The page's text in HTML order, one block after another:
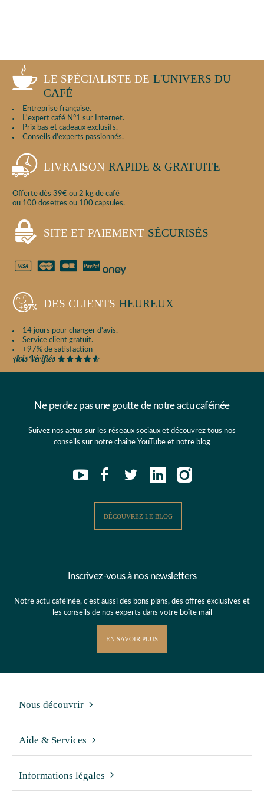
LE SPÉCIALISTE DE L'UNIVERS DU
CAFÉ
Entreprise française.
L'expert café N°1 sur Internet.
Prix bas et cadeaux exclusifs.
Conseils d'experts passionnés.
LIVRAISON RAPIDE & GRATUITE
Offerte dès 39€ ou 2 kg de café
ou 100 dosettes ou 100 capsules.
SITE ET PAIEMENT SÉCURISÉS
DES CLIENTS HEUREUX
14 jours pour changer d'avis.
Service client gratuit.
+97% de satisfaction
Ne perdez pas une goutte de notre actu caféinée
Suivez nos actus sur les réseaux sociaux et découvrez tous nos
conseils sur notre chaîne YouTube et notre blog
DÉCOUVREZ LE BLOG
Inscrivez-vous à nos newsletters
Notre actu caféinée, c’est aussi des bons plans, des offres exclusives et
les conseils de nos experts dans votre boîte mail
EN SAVOIR PLUS
Nous découvrir
Aide & Services
Informations légales